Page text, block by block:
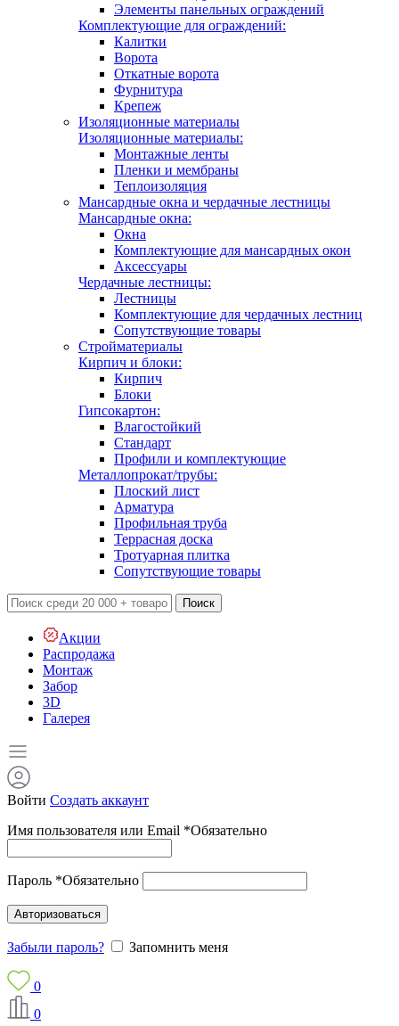
Элементы панельных ограждений
Комплектующие для ограждений:
Калитки
Ворота
Откатные ворота
Фурнитура
Крепеж
Изоляционные материалы
Изоляционные материалы:
Монтажные ленты
Пленки и мембраны
Теплоизоляция
Мансардные окна и чердачные лестницы
Мансардные окна:
Окна
Комплектующие для мансардных окон
Аксессуары
Чердачные лестницы:
Лестницы
Комплектующие для чердачных лестниц
Сопутствующие товары
Стройматериалы
Кирпич и блоки:
Кирпич
Блоки
Гипсокартон:
Влагостойкий
Стандарт
Профили и комплектующие
Металлопрокат/трубы:
Плоский лист
Арматура
Профильная труба
Террасная доска
Тротуарная плитка
Сопутствующие товары
Поиск
Акции
Распродажа
Монтаж
Забор
3D
Галерея
Войти Создать аккаунт
Имя пользователя или Email *Обязательно
Пароль *Обязательно
Авторизоваться
Забыли пароль? Запомнить меня
0
0